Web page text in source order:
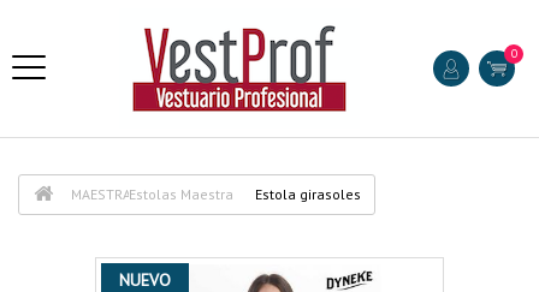
0
MAESTRAEstolas Maestra Estola girasoles
NUEVO